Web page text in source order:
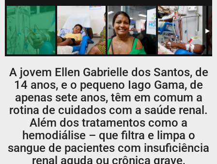
A jovem Ellen Gabrielle dos Santos, de
14 anos, e o pequeno Iago Gama, de
apenas sete anos, têm em comum a
rotina de cuidados com a saúde renal.
Além dos tratamentos como a
hemodiálise – que filtra e limpa o
sangue de pacientes com insuficiência
renal aguda ou crônica grave,